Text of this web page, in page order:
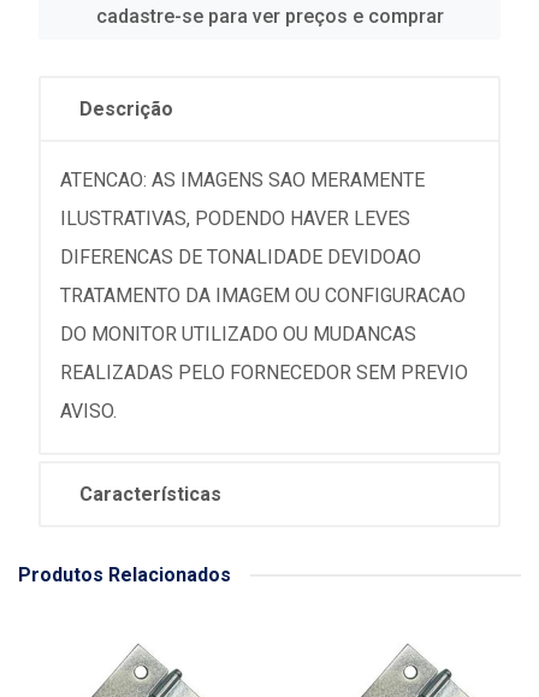
cadastre-se para ver preços e comprar
Descrição
ATENCAO: AS IMAGENS SAO MERAMENTE
ILUSTRATIVAS, PODENDO HAVER LEVES
DIFERENCAS DE TONALIDADE DEVIDOAO
TRATAMENTO DA IMAGEM OU CONFIGURACAO
DO MONITOR UTILIZADO OU MUDANCAS
REALIZADAS PELO FORNECEDOR SEM PREVIO
AVISO.
Características
Produtos Relacionados